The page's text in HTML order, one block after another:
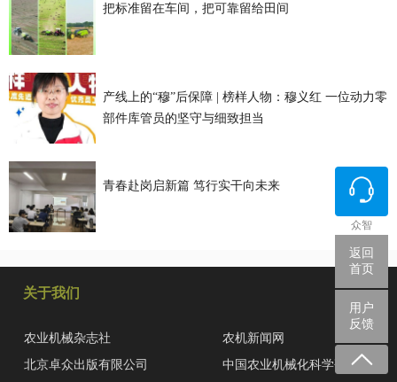
把标准留在车间，把可靠留给田间
产线上的“穆”后保障 | 榜样人物：穆义红 一位动力零
部件库管员的坚守与细致担当
青春赴岗启新篇 笃行实干向未来
众智
返回
首页
用户
反馈
关于我们
农业机械杂志社
农机新闻网
北京卓众出版有限公司
中国农业机械化科学研究院